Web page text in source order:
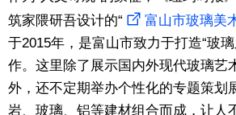
编辑部通知
SNS
筑家隈研吾设计的“
富山市玻璃美
于2015年，是富山市致力于打造“玻
作。这里除了展示国内外现代玻璃艺
外，还不定期举办个性化的专题策划
岩、玻璃、铝等建材组合而成，让人